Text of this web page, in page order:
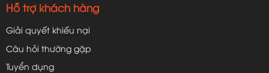
Hỗ trợ khách hàng
Giải quyết khiếu nại
Câu hỏi thường gặp
Tuyển dụng